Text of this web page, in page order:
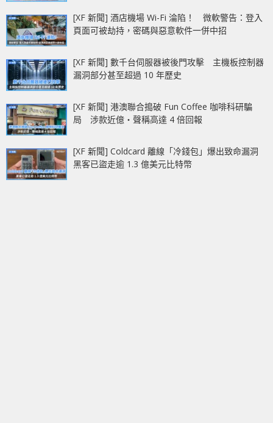
[XF 新聞] 酒店機場 Wi-Fi 淪陷！ 微軟警告：登入
頁面可被劫持，密碼與惡意軟件一併中招
[XF 新聞] 數千台伺服器被後門攻擊 主機板控制器
漏洞部分甚至超過 10 年歷史
[XF 新聞] 港澳聯合搗破 Fun Coffee 咖啡科研騙
局 涉款近億‧聲稱高達 4 倍回報
[XF 新聞] Coldcard 離線「冷錢包」爆出致命漏洞
黑客已盜走逾 1.3 億美元比特幣